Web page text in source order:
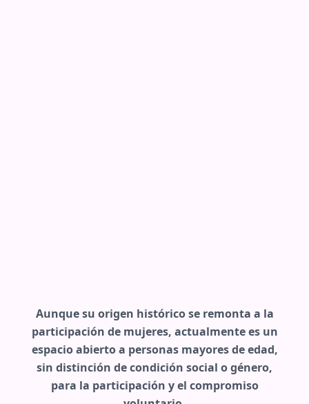
Aunque su origen histórico se remonta a la
participación de mujeres, actualmente es un
espacio abierto a personas mayores de edad,
sin distinción de condición social o género,
para la participación y el compromiso